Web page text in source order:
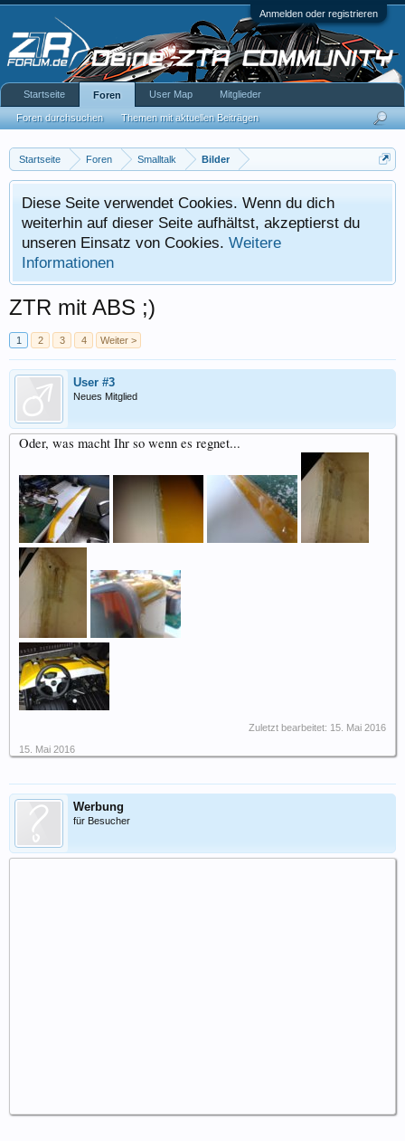
Anmelden oder registrieren
Startseite Foren Smalltalk Bilder
Diese Seite verwendet Cookies. Wenn du dich
weiterhin auf dieser Seite aufhältst, akzeptierst du
unseren Einsatz von Cookies. Weitere
Informationen
ZTR mit ABS ;)
1 2 3 4 Weiter >
User #3
Neues Mitglied
Oder, was macht Ihr so wenn es regnet...
Zuletzt bearbeitet: 15. Mai 2016
15. Mai 2016
Werbung
für Besucher
Startseite Foren
Foren durchsuchen Themen mit aktuellen Beiträgen
User Map Mitglieder